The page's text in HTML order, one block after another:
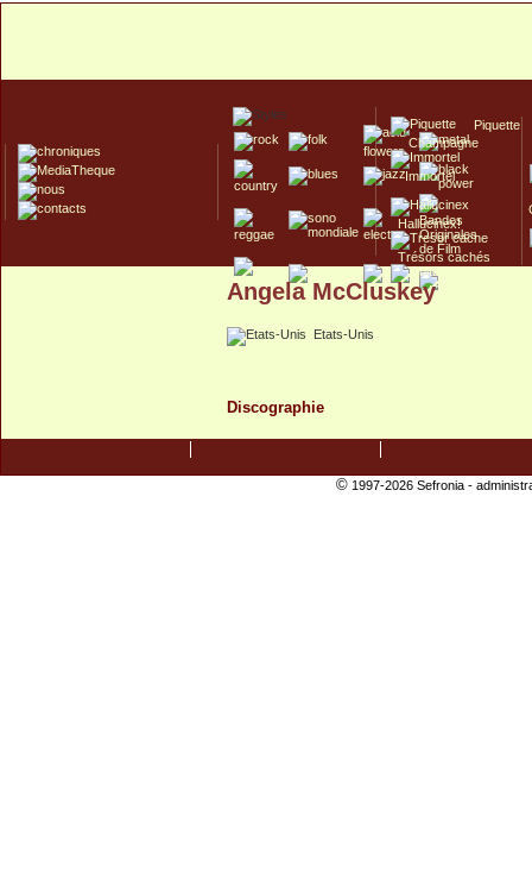
Piquette
Champagne
Immortel
Hallucinex!
Trésors cachés
Culte/Collector
Angela McCluskey
Etats-Unis
Discographie
©1997-2026 Sefronia -